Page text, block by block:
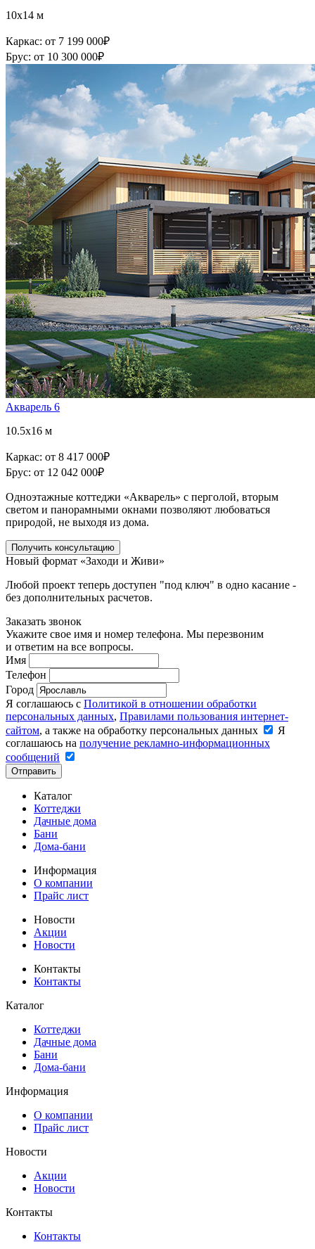
10x14 м
Каркас: от 7 199 000₽
Брус: от 10 300 000₽
Акварель 6
10.5x16 м
Каркас: от 8 417 000₽
Брус: от 12 042 000₽
Одноэтажные коттеджи «Акварель» с перголой, вторым
светом и панорамными окнами позволяют любоваться
природой, не выходя из дома.
Получить консультацию
Новый формат «Заходи и Живи»
Любой проект теперь доступен "под ключ" в одно касание -
без дополнительных расчетов.
Заказать звонок
Укажите свое имя и номер телефона. Мы перезвоним
и ответим на все вопросы.
Имя
Телефон
Город
Я соглашаюсь с Политикой в отношении обработки
персональных данных, Правилами пользования интернет-
сайтом, а также на обработку персональных данных
Я
соглашаюсь на получение рекламно-информационных
сообщений
Отправить
Каталог
Коттеджи
Дачные дома
Бани
Дома-бани
Информация
О компании
Прайс лист
Новости
Акции
Новости
Контакты
Контакты
Каталог
Коттеджи
Дачные дома
Бани
Дома-бани
Информация
О компании
Прайс лист
Новости
Акции
Новости
Контакты
Контакты